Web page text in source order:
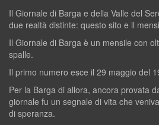
Il Giornale di Barga e della Valle del
due realtà distinte: questo sito e il
Il Giornale di Barga è un mensile con
spalle.
Il primo numero esce il 29 maggio del
Per la Barga di allora, ancora provata
giornale fu un segnale di vita che
di speranza.